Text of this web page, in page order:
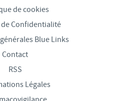
de cookies
Confidentialité
Blue Links
Contact
RSS
Légales